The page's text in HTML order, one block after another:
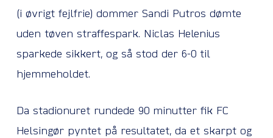
(i øvrigt fejlfrie) dommer Sandi Putros dømte
uden tøven straffespark. Niclas Helenius
sparkede sikkert, og så stod der 6-0 til
hjemmeholdet.
Da stadionuret rundede 90 minutter fik FC
Helsingør pyntet på resultatet, da et skarpt og